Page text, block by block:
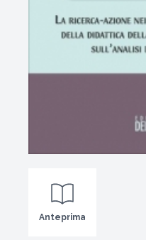
Anteprima